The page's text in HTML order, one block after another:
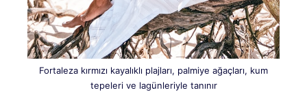
Fortaleza kırmızı kayalıklı plajları, palmiye ağaçları, kum
tepeleri ve lagünleriyle tanınır